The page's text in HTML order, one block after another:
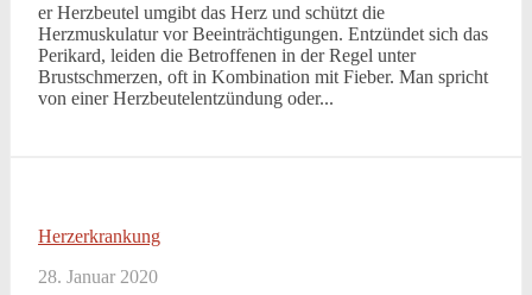
er Herzbeutel umgibt das Herz und schützt die
Herzmuskulatur vor Beeinträchtigungen. Entzündet sich das
Perikard, leiden die Betroffenen in der Regel unter
Brustschmerzen, oft in Kombination mit Fieber. Man spricht
von einer Herzbeutelentzündung oder...
Herzerkrankung
28. Januar 2020